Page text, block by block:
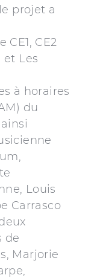
projet a
CE2
et Les
à horaires
du
Louis
Carrasco
de
Marjorie